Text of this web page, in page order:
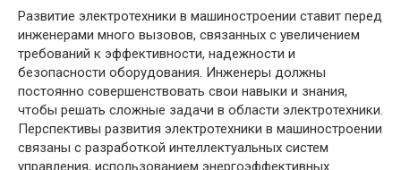
Развитие электротехники в машиностроении ставит перед
инженерами много вызовов, связанных с увеличением
требований к эффективности, надежности и
безопасности оборудования. Инженеры должны
постоянно совершенствовать свои навыки и знания,
чтобы решать сложные задачи в области электротехники.
Перспективы развития электротехники в машиностроении
связаны с разработкой интеллектуальных систем
управления, использованием энергоэффективных